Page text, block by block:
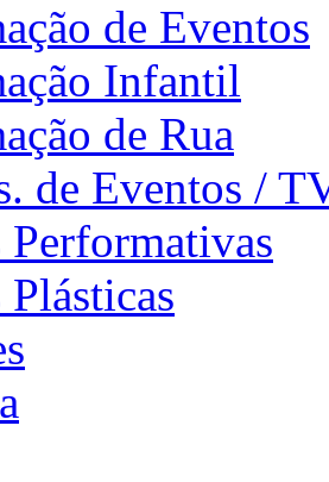
de Eventos
Infantil
de Rua
de Eventos /
Performativas